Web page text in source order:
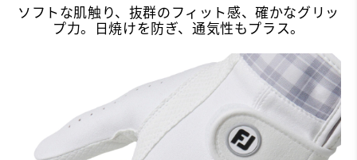
ソフトな肌触り、抜群のフィット感、確かなグリッ
プ力。日焼けを防ぎ、通気性もプラス。